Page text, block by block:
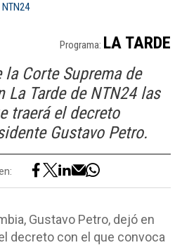
Programa: LA TARDE
Corte Suprema de
Tarde de NTN24 las
traerá el decreto
Gustavo Petro.
Gustavo Petro, dejó en
decreto con el que convoca